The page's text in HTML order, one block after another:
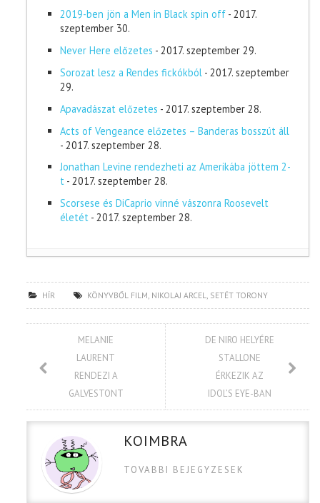
2019-ben jön a Men in Black spin off - 2017.
szeptember 30.
Never Here előzetes - 2017. szeptember 29.
Sorozat lesz a Rendes fickókból - 2017. szeptember
29.
Apavadászat előzetes - 2017. szeptember 28.
Acts of Vengeance előzetes – Banderas bosszút áll
- 2017. szeptember 28.
Jonathan Levine rendezheti az Amerikába jöttem 2-
t - 2017. szeptember 28.
Scorsese és DiCaprio vinné vászonra Roosevelt
életét - 2017. szeptember 28.
HÍR KÖNYVBŐL FILM, NIKOLAJ ARCEL, SETÉT TORONY
MELANIE
LAURENT
RENDEZI A
GALVESTONT
DE NIRO HELYÉRE
STALLONE
ÉRKEZIK AZ
IDOL’S EYE-BAN
KOIMBRA
TOVABBI BEJEGYZESEK